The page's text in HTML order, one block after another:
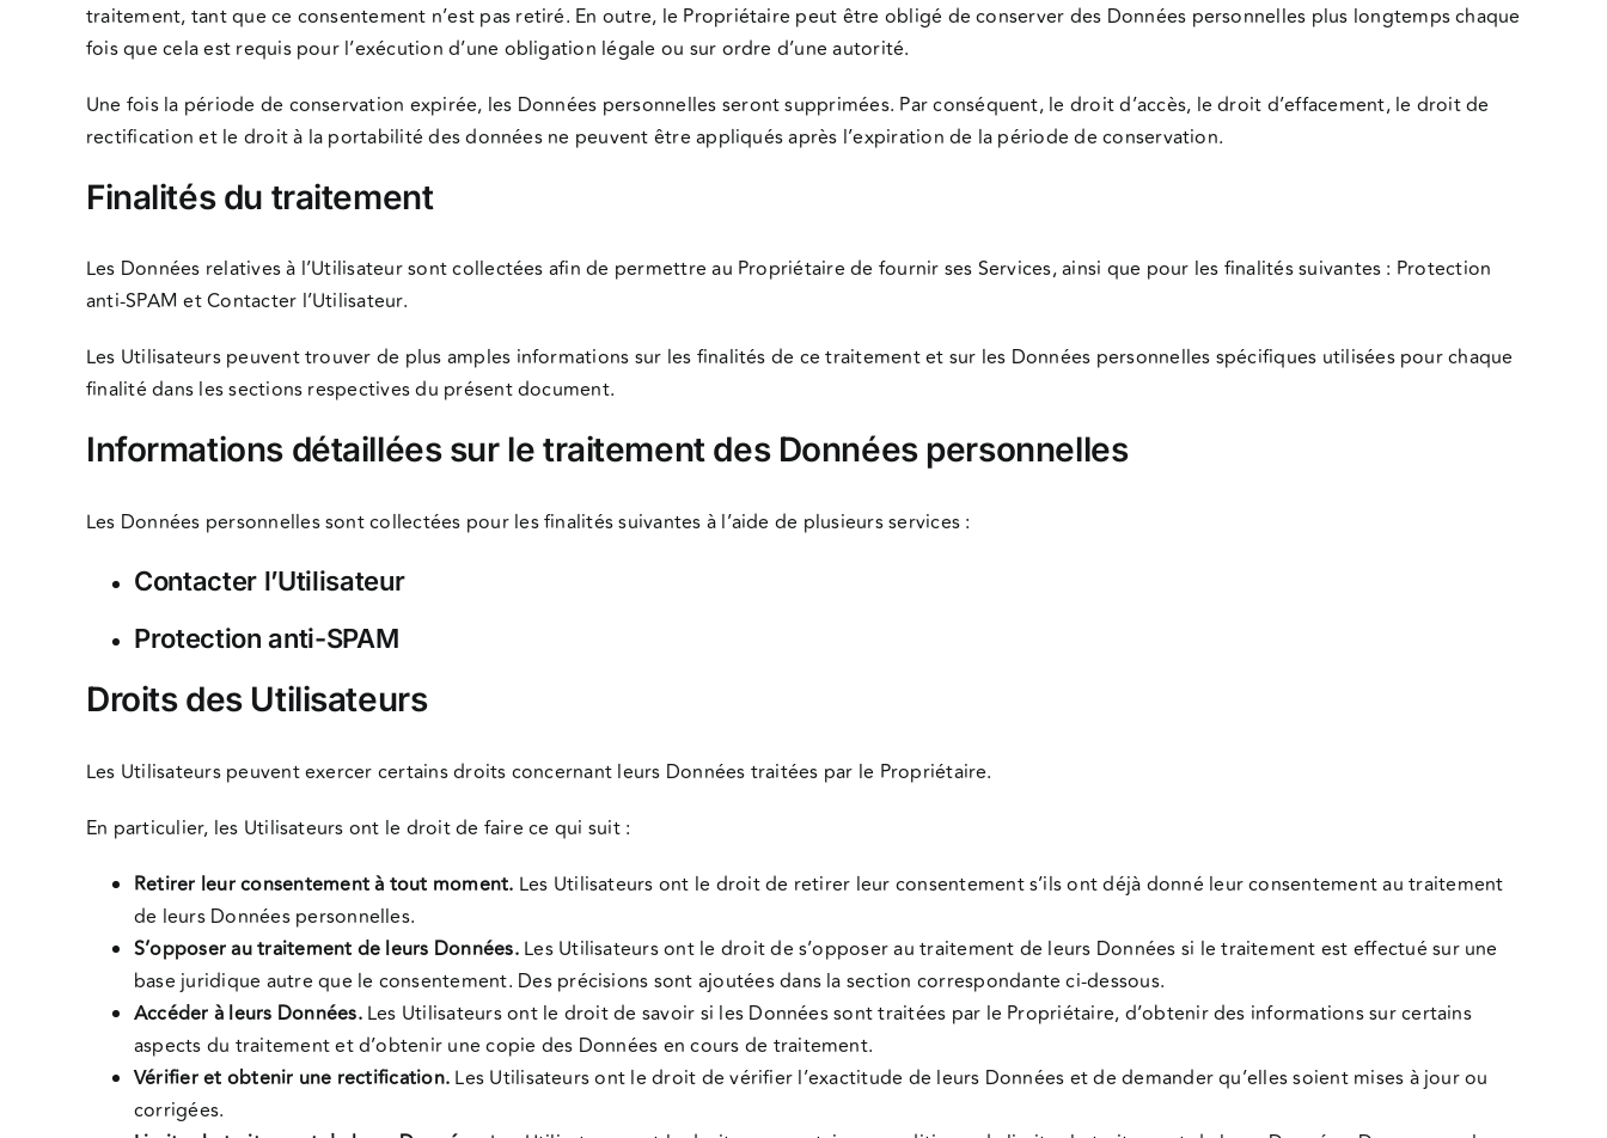
traitement, tant que ce consentement n’est pas retiré. En outre, le Propriétaire peut être obligé de conserver des Données personnelles plus longtemps chaque
fois que cela est requis pour l’exécution d’une obligation légale ou sur ordre d’une autorité.
Une fois la période de conservation expirée, les Données personnelles seront supprimées. Par conséquent, le droit d’accès, le droit d’effacement, le droit de
rectification et le droit à la portabilité des données ne peuvent être appliqués après l’expiration de la période de conservation.
Finalités du traitement
Les Données relatives à l’Utilisateur sont collectées afin de permettre au Propriétaire de fournir ses Services, ainsi que pour les finalités suivantes : Protection
anti-SPAM et Contacter l’Utilisateur.
Les Utilisateurs peuvent trouver de plus amples informations sur les finalités de ce traitement et sur les Données personnelles spécifiques utilisées pour chaque
finalité dans les sections respectives du présent document.
Informations détaillées sur le traitement des Données personnelles
Les Données personnelles sont collectées pour les finalités suivantes à l’aide de plusieurs services :
Contacter l’Utilisateur
Protection anti-SPAM
Droits des Utilisateurs
Les Utilisateurs peuvent exercer certains droits concernant leurs Données traitées par le Propriétaire.
En particulier, les Utilisateurs ont le droit de faire ce qui suit :
Retirer leur consentement à tout moment. Les Utilisateurs ont le droit de retirer leur consentement s’ils ont déjà donné leur consentement au traitement
de leurs Données personnelles.
S’opposer au traitement de leurs Données.Les Utilisateurs ont le droit de s’opposer au traitement de leurs Données si le traitement est effectué sur une
base juridique autre que le consentement. Des précisions sont ajoutées dans la section correspondante ci-dessous.
Accéder à leurs Données.Les Utilisateurs ont le droit de savoir si les Données sont traitées par le Propriétaire, d’obtenir des informations sur certains
aspects du traitement et d’obtenir une copie des Données en cours de traitement.
Vérifier et obtenir une rectification. Les Utilisateurs ont le droit de vérifier l’exactitude de leurs Données et de demander qu’elles soient mises à jour ou
corrigées.